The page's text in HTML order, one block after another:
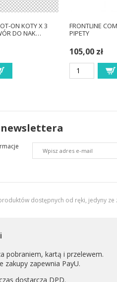
ON KOTY X 3
DO NAK…
FRONTLINE
PIPETY
105,00 zł
newslettera
dostępnych od ręki, jedyny
pobraniem, kartą i przelewem.
zakupy zapewnia PayU.
dostarcza DPD.